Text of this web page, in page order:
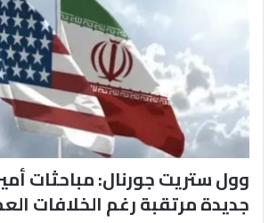
وول ستريت جورنال: مباحثات
جديدة مرتقبة رغم الخلافات